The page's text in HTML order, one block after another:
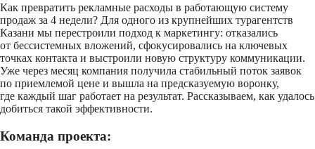
Как превратить рекламные расходы в работающую систему
продаж за 4 недели? Для одного из крупнейших турагентств
Казани мы перестроили подход к маркетингу: отказались
от бессистемных вложений, сфокусировались на ключевых
точках контакта и выстроили новую структуру коммуникации.
Уже через месяц компания получила стабильный поток заявок
по приемлемой цене и вышла на предсказуемую воронку,
где каждый шаг работает на результат. Рассказываем, как удалось
добиться такой эффективности.
Команда проекта: